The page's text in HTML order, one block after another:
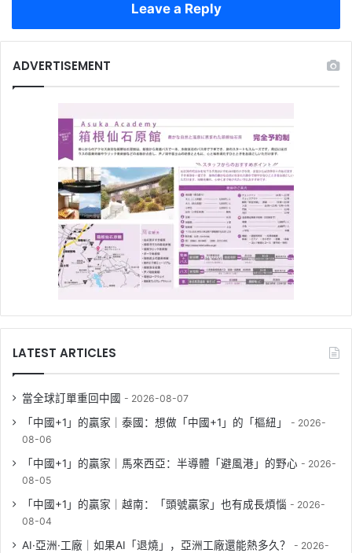
Leave a Reply
ADVERTISEMENT
LATEST ARTICLES
當全球訂單重回中國 2026-08-07
「中國+1」的贏家｜泰國：想做「中國+1」的「樞紐」
2026-
08-06
「中國+1」的贏家｜馬來西亞：半導體「避風港」的野心
2026-
08-05
「中國+1」的贏家｜越南：「頭號贏家」也有成長煩惱
2026-
08-04
AI·亞洲·工廠｜如果AI「退燒」，亞洲工廠還能熱多久？
2026-